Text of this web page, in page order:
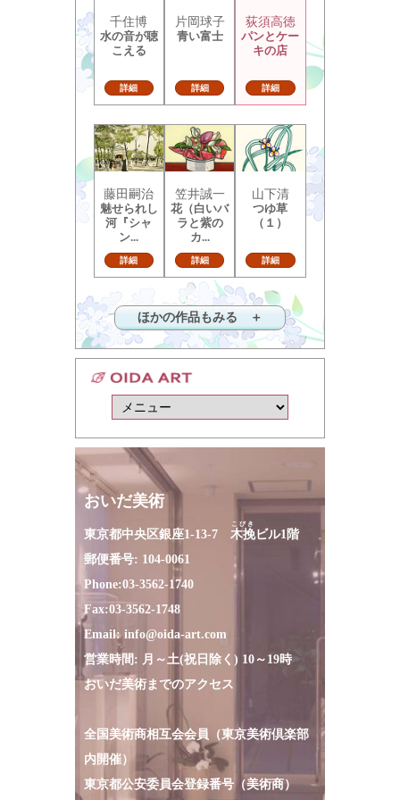
千住博
水の音が聴
こえる
詳細
片岡球子
青い富士
詳細
荻須高徳
パンとケー
キの店
詳細
藤田嗣治
魅せられし
河『シャ
ン...
詳細
笠井誠一
花（白いバ
ラと紫の
カ...
詳細
山下清
つゆ草
（１）
詳細
ほかの作品もみる ＋
おいだ美術
東京都中央区銀座1-13-7 木挽
こびき
ビル1階
郵便番号: 104-0061
Phone:03-3562-1740
Fax:03-3562-1748
Email: info@oida-art.com
営業時間: 月～土(祝日除く) 10～19時
おいだ美術までのアクセス
全国美術商相互会会員（東京美術倶楽部
内開催）
東京都公安委員会登録番号（美術商）